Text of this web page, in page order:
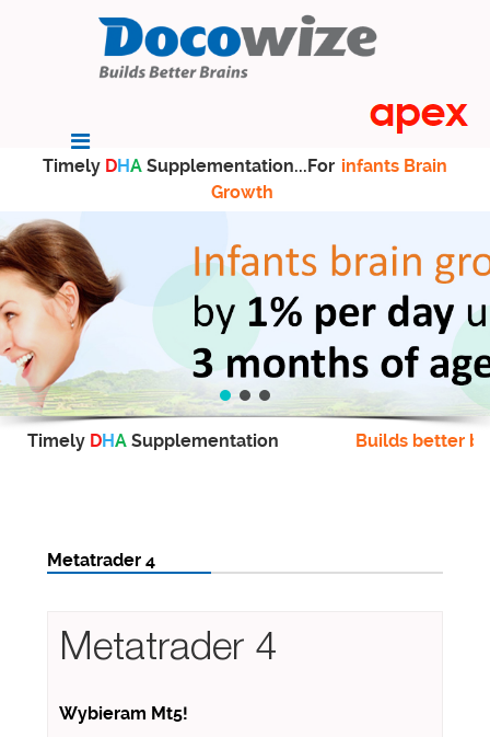
Timely DHA Supplementation...For infants Brain
Growth
Timely DHA Supplementation Builds better
Metatrader 4
Metatrader 4
Wybieram Mt5!